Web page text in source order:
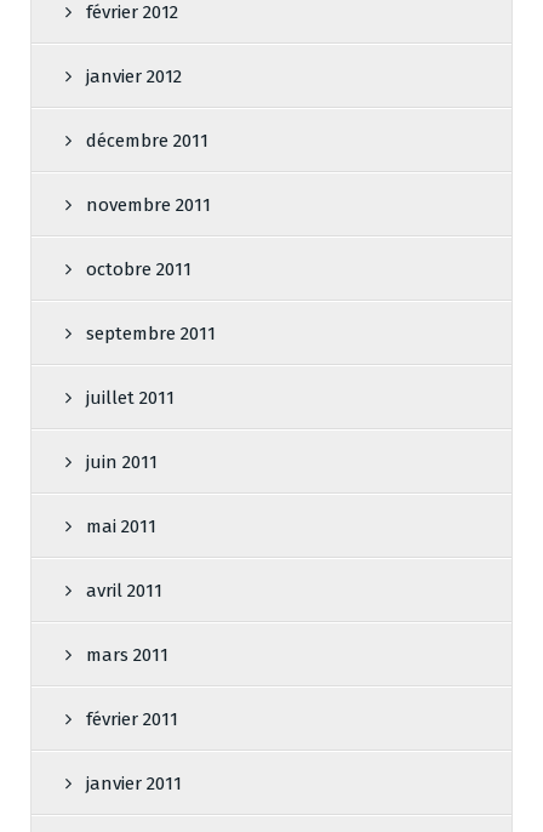
février 2012
janvier 2012
décembre 2011
novembre 2011
octobre 2011
septembre 2011
juillet 2011
juin 2011
mai 2011
avril 2011
mars 2011
février 2011
janvier 2011